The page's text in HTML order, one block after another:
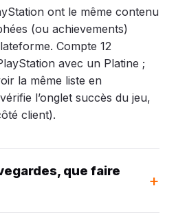
ont le même contenu
(ou achievements)
Compte 12
avec un Platine ;
la même liste en
l’onglet succès du jeu,
client).
que faire